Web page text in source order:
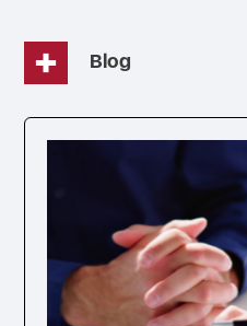
navegación
Blog